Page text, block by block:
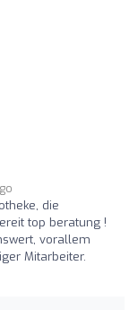
die
top beratung !
vorallem
Mitarbeiter.